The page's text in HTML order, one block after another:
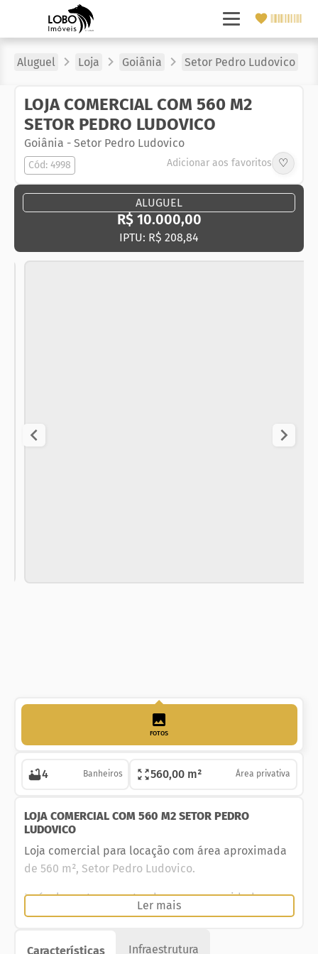
Aluguel Loja Goiânia Setor Pedro Ludovico
LOJA COMERCIAL COM 560 M2
SETOR PEDRO LUDOVICO
Goiânia - Setor Pedro Ludovico
Adicionar aos favoritos ♡
Cód: 4998
ALUGUEL
R$ 10.000,00
IPTU: R$ 208,84
FOTOS
4 Banheiros 560,00 m² Área privativa
LOJA COMERCIAL COM 560 M2 SETOR PEDRO
LUDOVICO
Loja comercial para locação com área aproximada
de 560 m², Setor Pedro Ludovico.
Imóvel pronto para atender suas necessidades,
abrindo ou expandindo seu negócio com conforto,
Ler mais
Características Infraestrutura